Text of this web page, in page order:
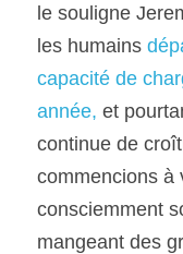
le souligne
les humains
capacité de
année, et
continue de
commencions à
consciemment
mangeant des